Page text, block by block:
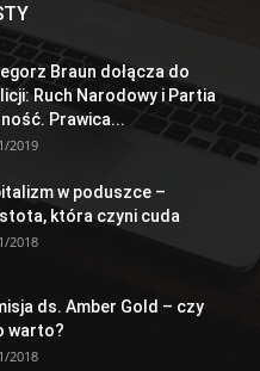
Braun dołącza do
Ruch Narodowy i Partia
Prawica...
2019
w poduszce –
która czyni cuda
2018
ds. Amber Gold – czy
warto?
2018